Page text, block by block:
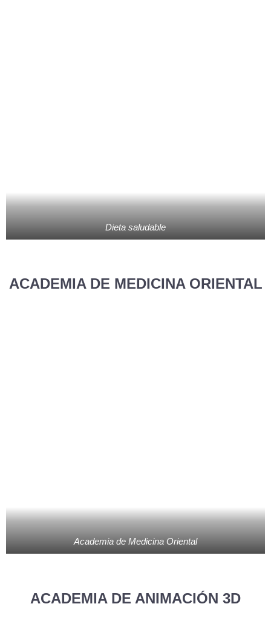
Dieta saludable
ACADEMIA DE MEDICINA ORIENTAL
Academia de Medicina Oriental
ACADEMIA DE ANIMACIÓN 3D